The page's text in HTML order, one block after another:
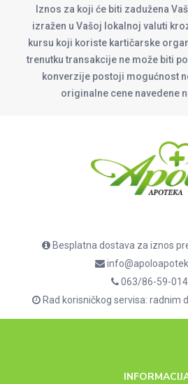
Iznos za koji će biti zadužena
izražen u Vašoj lokalnoj valuti
kursu koji koriste kartičarske
trenutku transakcije ne može biti
konverzije postoji mogućnost
originalne cene navedene
Besplatna dostava za iznos
063/86-59-014
Rad korisničkog servisa: radnim